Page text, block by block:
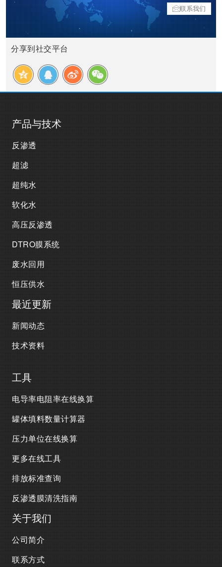
联系我们
分享到社交平台
产品与技术
反渗透
超滤
超纯水
软化水
高压反渗透
DTRO膜系统
废水回用
恒压供水
最近更新
新闻动态
技术资料
工具
电导率电阻率在线换算
罐体填料数量计算器
压力单位在线换算
更多在线工具
排放标准查询
反渗透膜清洗指南
关于我们
公司简介
联系方式